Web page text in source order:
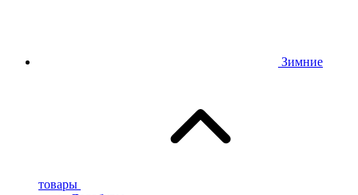
Зимние
товары